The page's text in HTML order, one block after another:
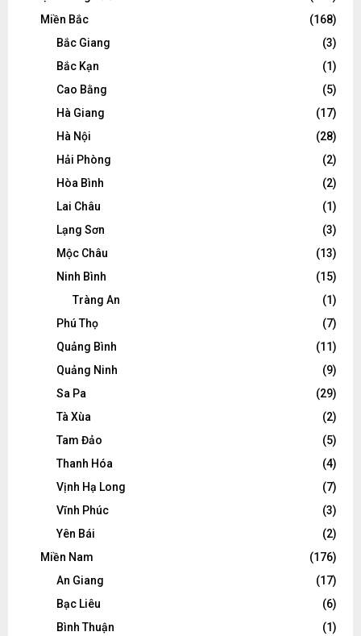
Miền Bắc
(168)
Bắc Giang
(3)
Bắc Kạn
(1)
Cao Bằng
(5)
Hà Giang
(17)
Hà Nội
(28)
Hải Phòng
(2)
Hòa Bình
(2)
Lai Châu
(1)
Lạng Sơn
(3)
Mộc Châu
(13)
Ninh Bình
(15)
Tràng An
(1)
Phú Thọ
(7)
Quảng Bình
(11)
Quảng Ninh
(9)
Sa Pa
(29)
Tà Xùa
(2)
Tam Đảo
(5)
Thanh Hóa
(4)
Vịnh Hạ Long
(7)
Vĩnh Phúc
(3)
Yên Bái
(2)
Miền Nam
(176)
An Giang
(17)
Bạc Liêu
(6)
Bình Thuận
(1)